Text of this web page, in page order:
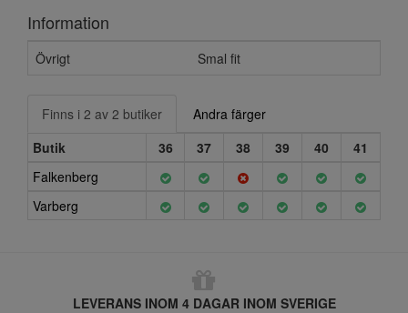
Information
Övrigt Smal fit
Finns i 2 av 2 butiker
Andra färger
Butik
36 37 38 39 40
41
Falkenberg
Varberg
LEVERANS INOM 4 DAGAR INOM SVERIGE